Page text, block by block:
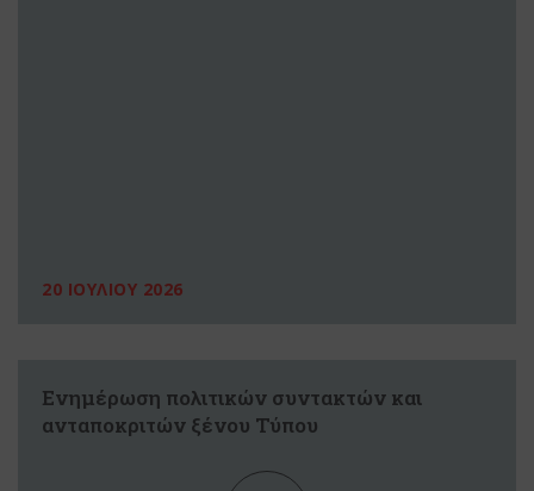
20 ΙΟΥΛΙΟΥ 2026
Ενημέρωση πολιτικών συντακτών και
ανταποκριτών ξένου Τύπου